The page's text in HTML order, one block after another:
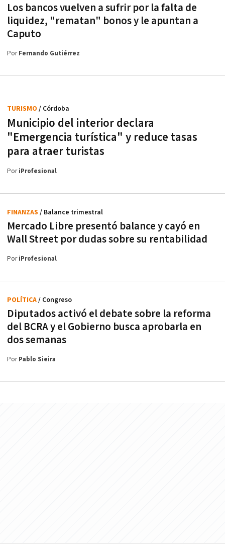
Los bancos vuelven a sufrir por la falta de
liquidez, "rematan" bonos y le apuntan a
Caputo
PorFernando Gutiérrez
Municipio del interior declara
"Emergencia turística" y reduce tasas
para atraer turistas
TURISMO / Córdoba
PoriProfesional
Mercado Libre presentó balance y cayó en
Wall Street por dudas sobre su rentabilidad
FINANZAS / Balance trimestral
PoriProfesional
Diputados activó el debate sobre la reforma
del BCRA y el Gobierno busca aprobarla en
dos semanas
POLÍTICA/ Congreso
PorPablo Sieira